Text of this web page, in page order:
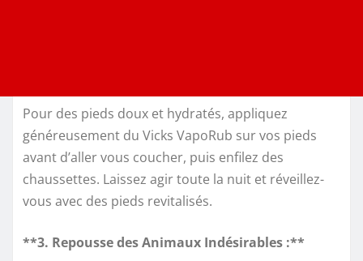
Pour des pieds doux et hydratés, appliquez
généreusement du Vicks VapoRub sur vos pieds
avant d’aller vous coucher, puis enfilez des
chaussettes. Laissez agir toute la nuit et réveillez-
vous avec des pieds revitalisés.
**3. Repousse des Animaux Indésirables :**